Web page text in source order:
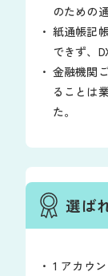
のための
紙通帳記
できず、
金融機関
ることは
た。
選ば
1 アカウ